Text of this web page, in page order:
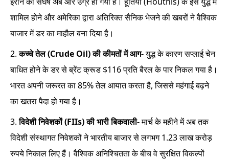
शामिल होने और अमेरिका द्वारा अतिरिक्त सैनिक भेजने की खबरों ने वैश्विक
बाजार में डर का माहौल बना दिया है।
कच्चे तेल (Crude Oil) की कीमतों में आग-युद्ध के कारण सप्लाई चेन
बाधित होने के डर से ब्रेंट क्रूड $116 प्रति बैरल के पार निकल गया है।
भारत अपनी जरूरत का 85% तेल आयात करता है, जिससे महंगाई बढ़ने
का खतरा पैदा हो गया है।
विदेशी निवेशकों (FIIs) की भारी बिकवाली-मार्च के महीने में अब तक
विदेशी संस्थागत निवेशकों ने भारतीय बाजार से लगभग 1.23 लाख करोड़
रुपये निकाल लिए हैं। वैश्विक अनिश्चितता के बीच वे सुरक्षित विकल्पों